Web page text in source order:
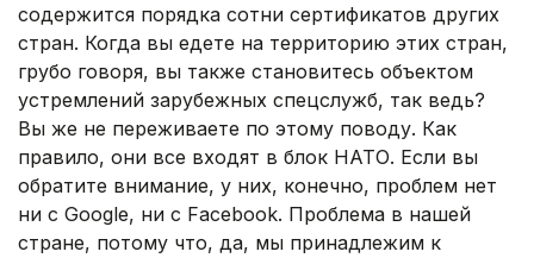
содержится порядка сотни сертификатов других
стран. Когда вы едете на территорию этих стран,
грубо говоря, вы также становитесь объектом
устремлений зарубежных спецслужб, так ведь?
Вы же не переживаете по этому поводу. Как
правило, они все входят в блок НАТО. Если вы
обратите внимание, у них, конечно, проблем нет
ни с Google, ни с Facebook. Проблема в нашей
стране, потому что, да, мы принадлежим к